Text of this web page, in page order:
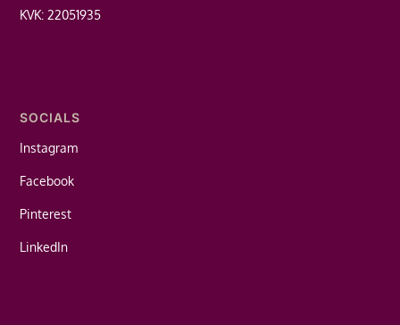
KVK: 22051935
SOCIALS
Instagram
Facebook
Pinterest
LinkedIn